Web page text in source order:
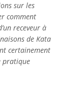
sur les
comment
receveur à
de Kata
certainement
pratique